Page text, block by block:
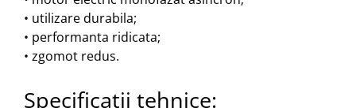
Biciclete
Scuter
Tocatoare resturi vegetale
Granulatoare de furaje
• utilizare durabila;
• performanta ridicata;
• zgomot redus.
Specificatii tehnice: